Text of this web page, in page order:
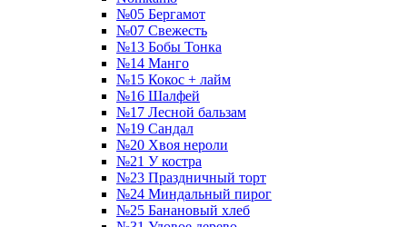
№05 Бергамот
№07 Свежесть
№13 Бобы Тонка
№14 Манго
№15 Кокос + лайм
№16 Шалфей
№17 Лесной бальзам
№19 Сандал
№20 Хвоя нероли
№21 У костра
№23 Праздничный торт
№24 Миндальный пирог
№25 Банановый хлеб